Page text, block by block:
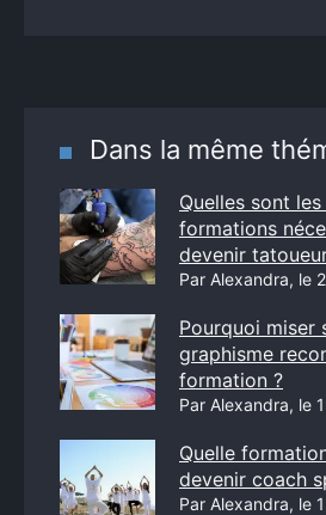
Dans la même
Quelles sont
formations
devenir
Par Alexandra, le
Pourquoi miser
graphisme
formation ?
Par Alexandra, le
Quelle
devenir coach
Par Alexandra, le